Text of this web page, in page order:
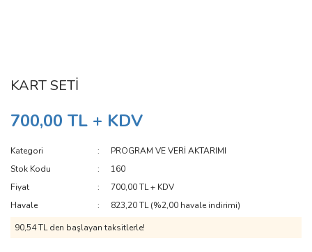
KART SETİ
700,00 TL + KDV
Kategori
PROGRAM VE VERİ AKTARIMI
Stok Kodu
160
Fiyat
700,00 TL + KDV
Havale
823,20 TL (%2,00 havale indirimi)
90,54 TL den başlayan taksitlerle!